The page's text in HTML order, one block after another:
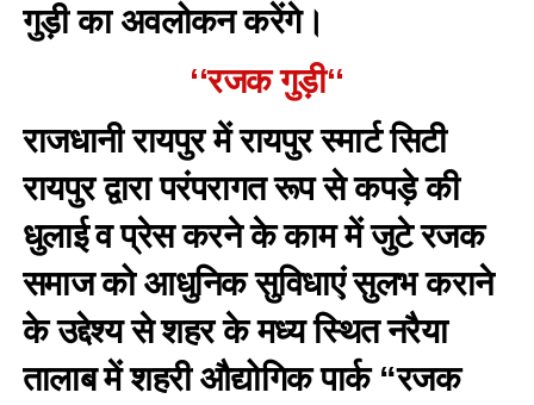
गुड़ी का अवलोकन करेंगे।
‘‘रजक गुड़ी‘‘
राजधानी रायपुर में रायपुर स्मार्ट सिटी
रायपुर द्वारा परंपरागत रूप से कपड़े की
धुलाई व प्रेस करने के काम में जुटे रजक
समाज को आधुनिक सुविधाएं सुलभ कराने
के उद्देश्य से शहर के मध्य स्थित नरैया
तालाब में शहरी औद्योगिक पार्क “रजक